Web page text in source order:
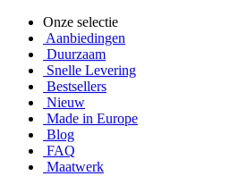
Onze selectie
Aanbiedingen
Duurzaam
Snelle Levering
Bestsellers
Nieuw
Made in Europe
Blog
FAQ
Maatwerk